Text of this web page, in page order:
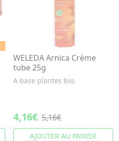
WELEDA Arnica Crème
tube 25g
A base plantes bio.
4,16€ 5,16€
AJOUTER AU PANIER